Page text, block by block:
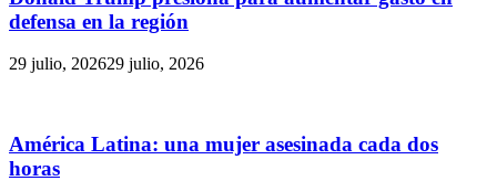
defensa en la región
29 julio, 202629 julio, 2026
América Latina: una mujer asesinada cada dos
horas